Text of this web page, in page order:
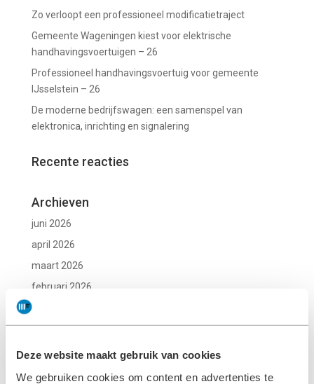
Deze website maakt gebruik van cookies
We gebruiken cookies om content en advertenties te
Zo verloopt een professioneel modificatietraject
Gemeente Wageningen kiest voor elektrische
handhavingsvoertuigen – 26
Professioneel handhavingsvoertuig voor gemeente
IJsselstein – 26
De moderne bedrijfswagen: een samenspel van
elektronica, inrichting en signalering
Recente reacties
Archieven
juni 2026
april 2026
maart 2026
februari 2026
oktober 2025
mei 2025
april 2025